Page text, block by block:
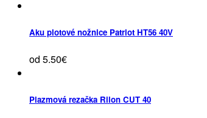
Aku plotové nožnice Patriot HT56 40V
od 5.50€
Plazmová rezačka Rilon CUT 40